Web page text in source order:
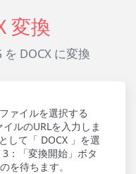
変換
DOCX に変換
ァイルを選択する
ルのURLを入力しま
して「 DOCX 」を選
：「変換開始」ボタ
を待ちます。